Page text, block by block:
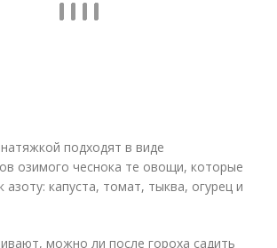
подходят в виде
озимого чеснока те овощи, которые
азоту: капуста, томат, тыква, огурец и
можно ли после гороха садить